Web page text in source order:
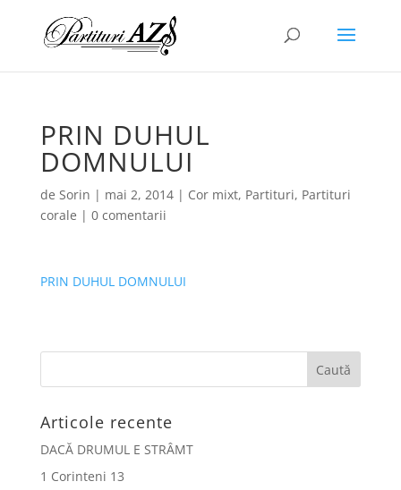
PRIN DUHUL
DOMNULUI
de Sorin | mai 2, 2014| Cor mixt, Partituri, Partituri
corale | 0 comentarii
PRIN DUHUL DOMNULUI
Articole recente
DACĂ DRUMUL E STRÂMT
1 Corinteni 13